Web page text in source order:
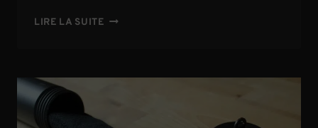
LIRE LA SUITELA
D’ARCHET